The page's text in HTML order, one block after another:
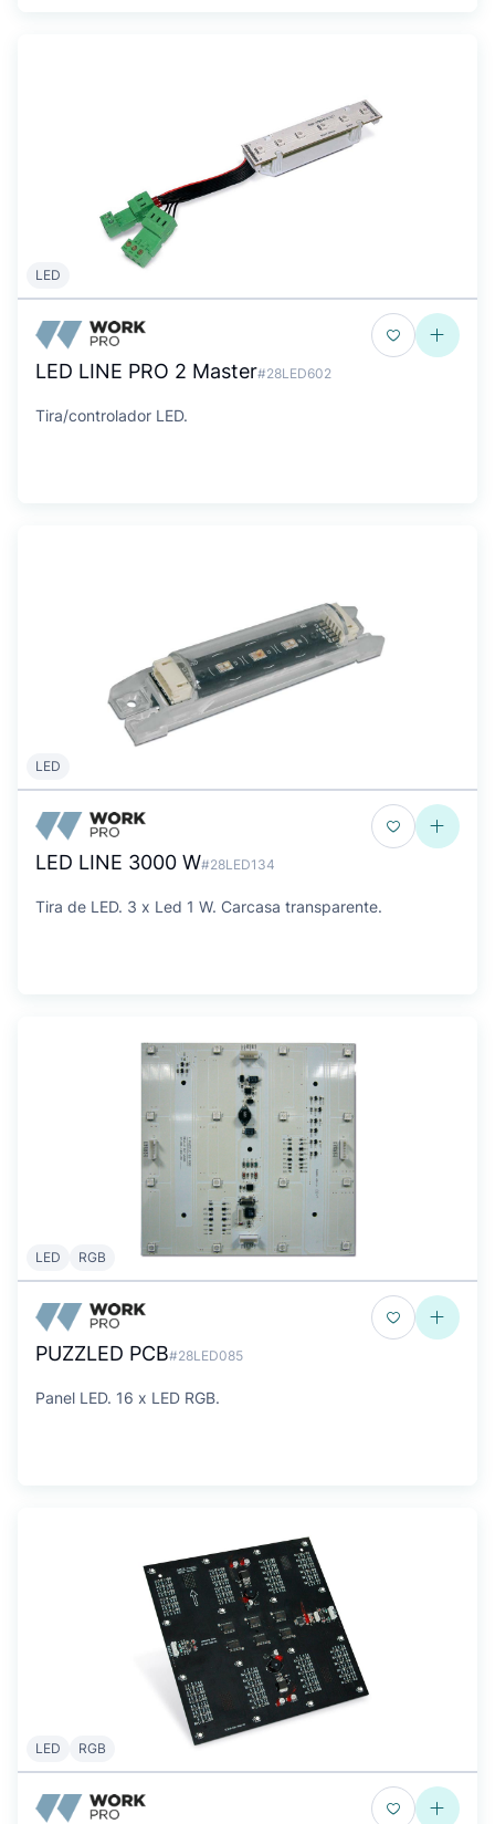
LED
LED LINE PRO 2 Master#28LED602
Tira/controlador LED.
LED
LED LINE 3000 W#28LED134
Tira de LED. 3 x Led 1 W. Carcasa transparente.
LED RGB
PUZZLED PCB#28LED085
Panel LED. 16 x LED RGB.
LED RGB